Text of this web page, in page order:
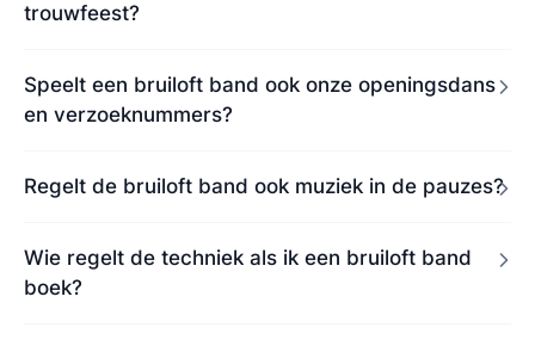
trouwfeest?
Speelt een bruiloft band ook onze openingsdans
en verzoeknummers?
Regelt de bruiloft band ook muziek in de pauzes?
Wie regelt de techniek als ik een bruiloft band
boek?